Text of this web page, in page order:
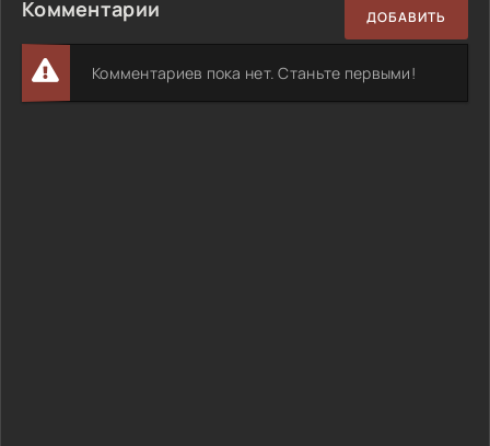
Комментарии ДОБАВИТЬ
Комментариев пока нет. Станьте первыми!